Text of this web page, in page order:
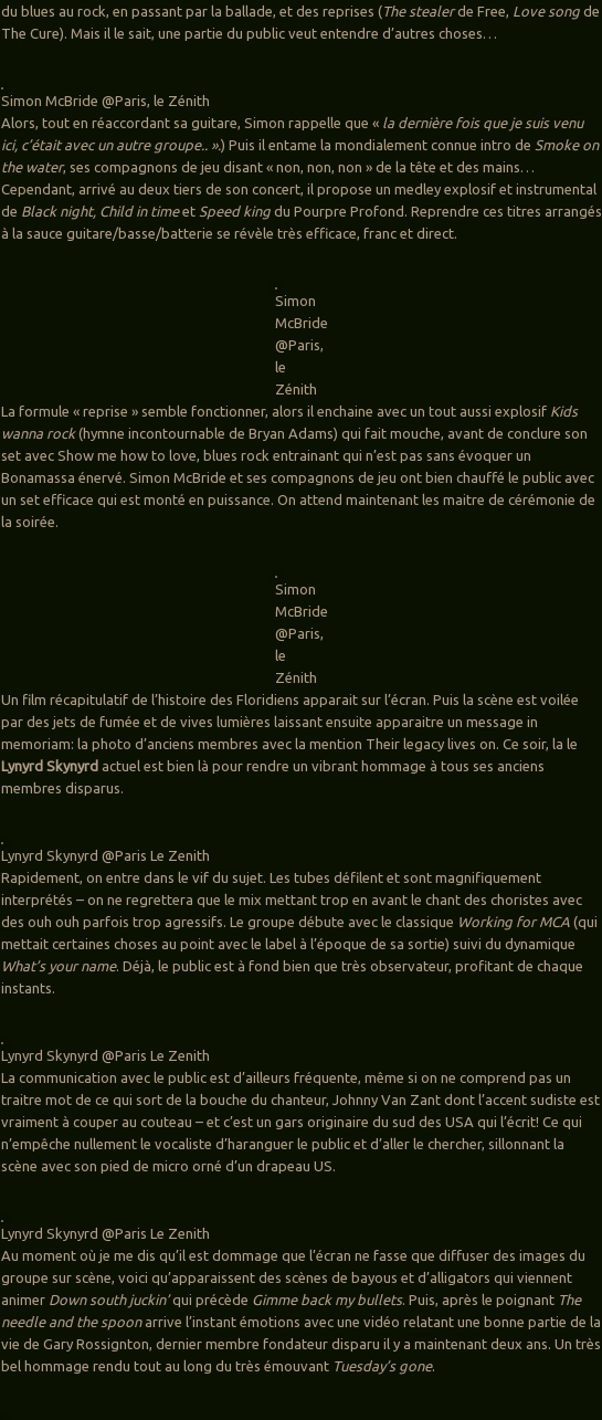
du blues au rock, en passant par la ballade, et des reprises (The stealerde Free, Love song de
The Cure). Mais il le sait, une partie du public veut entendre d’autres choses…
Simon McBride @Paris, le Zénith
Alors, tout en réaccordant sa guitare, Simon rappelle que « la dernière fois que je suis venu
ici, c’était avec un autre groupe.. ».) Puis il entame la mondialement connue intro de Smoke on
the water, ses compagnons de jeu disant « non, non, non » de la tête et des mains…
Cependant, arrivé au deux tiers de son concert, il propose un medley explosif et instrumental
de Black night, Child in timeet Speed king du Pourpre Profond. Reprendre ces titres arrangés
à la sauce guitare/basse/batterie se révèle très efficace, franc et direct.
Simon
McBride
@Paris,
le
Zénith
La formule « reprise » semble fonctionner, alors il enchaine avec un tout aussi explosif Kids
wanna rock(hymne incontournable de Bryan Adams) qui fait mouche, avant de conclure son
set avec Show me how to love, blues rock entrainant qui n’est pas sans évoquer un
Bonamassa énervé. Simon McBride et ses compagnons de jeu ont bien chauffé le public avec
un set efficace qui est monté en puissance. On attend maintenant les maitre de cérémonie de
la soirée.
Simon
McBride
@Paris,
le
Zénith
Un film récapitulatif de l’histoire des Floridiens apparait sur l’écran. Puis la scène est voilée
par des jets de fumée et de vives lumières laissant ensuite apparaitre un message in
memoriam: la photo d’anciens membres avec la mention Their legacy lives on. Ce soir, la le
Lynyrd Skynyrd actuel est bien là pour rendre un vibrant hommage à tous ses anciens
membres disparus.
Lynyrd Skynyrd @Paris Le Zenith
Rapidement, on entre dans le vif du sujet. Les tubes défilent et sont magnifiquement
interprétés – on ne regrettera que le mix mettant trop en avant le chant des choristes avec
des ouh ouh parfois trop agressifs. Le groupe débute avec le classique Working for MCA (qui
mettait certaines choses au point avec le label à l’époque de sa sortie) suivi du dynamique
What’s your name. Déjà, le public est à fond bien que très observateur, profitant de chaque
instants.
Lynyrd Skynyrd @Paris Le Zenith
La communication avec le public est d’ailleurs fréquente, même si on ne comprend pas un
traitre mot de ce qui sort de la bouche du chanteur, Johnny Van Zant dont l’accent sudiste est
vraiment à couper au couteau – et c’est un gars originaire du sud des USA qui l’écrit! Ce qui
n’empêche nullement le vocaliste d’haranguer le public et d’aller le chercher, sillonnant la
scène avec son pied de micro orné d’un drapeau US.
Lynyrd Skynyrd @Paris Le Zenith
Au moment où je me dis qu’il est dommage que l’écran ne fasse que diffuser des images du
groupe sur scène, voici qu’apparaissent des scènes de bayous et d’alligators qui viennent
animer Down south juckin’qui précède Gimme back my bullets. Puis, après le poignant The
needle and the spoonarrive l’instant émotions avec une vidéo relatant une bonne partie de la
vie de Gary Rossignton, dernier membre fondateur disparu il y a maintenant deux ans. Un très
bel hommage rendu tout au long du très émouvant Tuesday’s gone.